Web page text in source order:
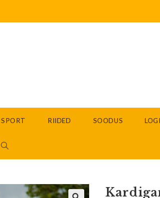
SPORT RIIDED SOODUS